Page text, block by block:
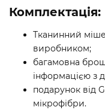
Комплектація:
Тканинний
виробником;
багамовна
інформацією з
подарунок від
мікрофібри.